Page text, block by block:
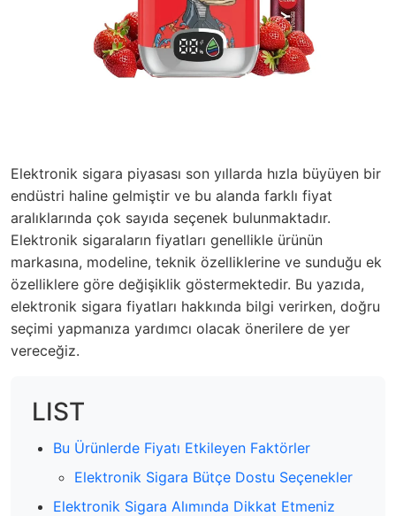
Elektronik sigara piyasası son yıllarda hızla büyüyen bir
endüstri haline gelmiştir ve bu alanda farklı fiyat
aralıklarında çok sayıda seçenek bulunmaktadır.
Elektronik sigaraların fiyatları genellikle ürünün
markasına, modeline, teknik özelliklerine ve sunduğu ek
özelliklere göre değişiklik göstermektedir. Bu yazıda,
elektronik sigara fiyatları hakkında bilgi verirken, doğru
seçimi yapmanıza yardımcı olacak önerilere de yer
vereceğiz.
LIST
Bu Ürünlerde Fiyatı Etkileyen Faktörler
Elektronik Sigara Bütçe Dostu Seçenekler
Elektronik Sigara Alımında Dikkat Etmeniz